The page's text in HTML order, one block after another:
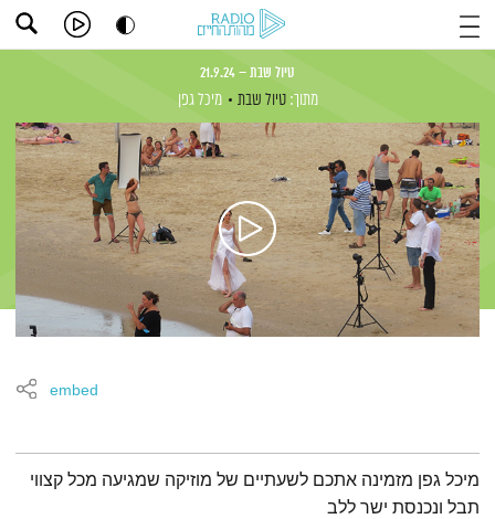
טיול שבת – 21.9.24
מתוך: טיול שבת מיכל גפן
embed
תמצית הפודקאסט
מיכל גפן מזמינה אתכם לשעתיים של מוזיקה שמגיעה מכל קצווי
תבל ונכנסת ישר ללב